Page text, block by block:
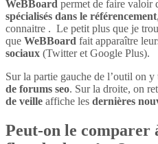
WeBBoard permet de faire valoir
spécialisés dans le référencement
connaitre . Le petit plus que je
que WeBBoard fait apparaître
sociaux (Twitter et Google Plus).
Sur la partie gauche de l’outil on y
de forums seo. Sur la droite, on
de veille affiche les dernières
Peut-on le comparer